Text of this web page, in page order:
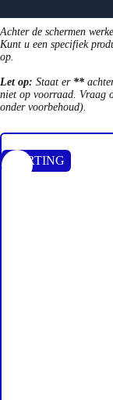
Achter de schermen
Kunt u een specifiek
op.
Let op: Staat er **
niet op voorraad. Vraag
onder voorbehoud).
KORTING